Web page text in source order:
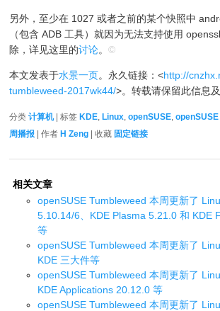
另外，至少在 1027 或者之前的某个快照中
（包含 ADB 工具）就因为无法支持使用
除，详见这里的讨论。©
本文发表于水景一页。永久链接：<http://
tumbleweed-2017wk44/>。转载请保留此信息及
分类计算机| 标签 KDE, Linux,openSUSE,
周播报 | 作者 H Zeng | 收藏 固定链接
相关文章
openSUSE Tumbleweed 本周更新了
5.10.14/6、KDE Plasma 5.21.0 和 KDE
等
openSUSE Tumbleweed 本周更新了
KDE 三大件等
openSUSE Tumbleweed 本周更新了
KDE Applications 20.12.0 等
openSUSE Tumbleweed 本周更新了